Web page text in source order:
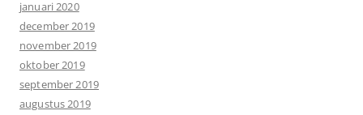
januari 2020
december 2019
november 2019
oktober 2019
september 2019
augustus 2019